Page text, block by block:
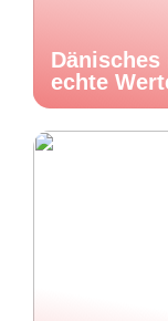
Dänisches
echte